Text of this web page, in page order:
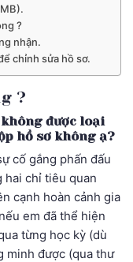
?
nhận.
chỉnh sửa hồ sơ.
?
được loại
hồ sơ không ạ?
cố gắng phấn đấu
hai chỉ tiêu quan
cạnh hoàn cảnh gia
em đã thể hiện
từng học kỳ (dù
minh được (qua thư